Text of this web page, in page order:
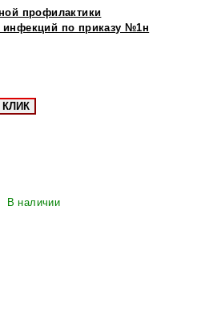
профилактики
инфекций по приказу №1н
В наличии